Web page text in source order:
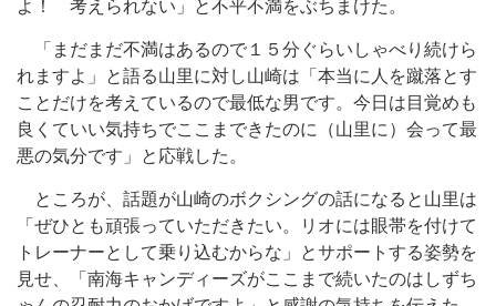
よ！ 考えられない」と不平不満をぶちまけた。
「まだまだ不満はあるので１５分ぐらいしゃべり続けら
れますよ」と語る山里に対し山崎は「本当に人を蹴落とす
ことだけを考えているので最低な男です。今日は目覚めも
良くていい気持ちでここまできたのに（山里に）会って最
悪の気分です」と応戦した。
ところが、話題が山崎のボクシングの話になると山里は
「ぜひとも頑張っていただきたい。リオには眼帯を付けて
トレーナーとして乗り込むからな」とサポートする姿勢を
見せ、「南海キャンディーズがここまで続いたのはしずち